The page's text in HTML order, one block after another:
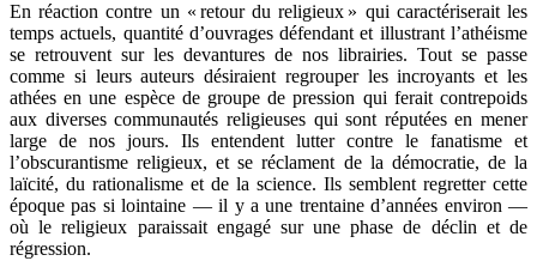
En réaction contre un « retour du religieux » qui caractériserait les
temps actuels, quantité d’ouvrages défendant et illustrant l’athéisme
se retrouvent sur les devantures de nos librairies. Tout se passe
comme si leurs auteurs désiraient regrouper les incroyants et les
athées en une espèce de groupe de pression qui ferait contrepoids
aux diverses communautés religieuses qui sont réputées en mener
large de nos jours. Ils entendent lutter contre le fanatisme et
l’obscurantisme religieux, et se réclament de la démocratie, de la
laïcité, du rationalisme et de la science. Ils semblent regretter cette
époque pas si lointaine — il y a une trentaine d’années environ —
où le religieux paraissait engagé sur une phase de déclin et de
régression.